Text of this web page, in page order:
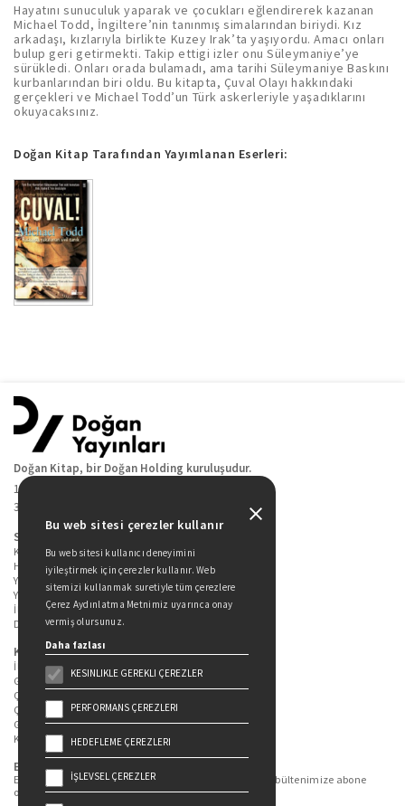
Hayatını sunuculuk yaparak ve çocukları eğlendirerek kazanan
Michael Todd, İngiltere’nin tanınmış simalarından biriydi. Kız
arkadaşı, kızlarıyla birlikte Kuzey Irak’ta yaşıyordu. Amacı onları
bulup geri getirmekti. Takip ettigi izler onu Süleymaniye’ye
sürükledi. Onları orada bulamadı, ama tarihi Süleymaniye Baskını
kurbanlarından biri oldu. Bu kitapta, Çuval Olayı hakkındaki
gerçekleri ve Michael Todd’un Türk askerleriyle yaşadıklarını
okuyacaksınız.
Doğan Kitap Tarafından Yayımlanan Eserleri:
Doğan Kitap, bir Doğan Holding kuruluşudur.
19 Mayıs Cad. Golden Plaza No:1 Kat:10
34360 / Şişli / İstanbul
Sitede Yer Alan Sayfalar
Kitaplarımız
Hakkımızda
Yazarlarımız
Yazar Adayları İçin
İletişim
Duygu Asena Roman Ödülü
Kişisel Verilerin Korunması
İlgili Kişi Başvuru Formu
Genel Aydınlatma Metni
Çekiliş Aydınlatma Metni
Çerez Aydınlatma Metni
Gizlilik Politikası
Kullanım Şartları
Bizi Takip Edin...
En güncel kitap ve etkinliklerden haberdar olmak için bültenimize abone
olun.
Bu web sitesi çerezler kullanır
Bu web sitesi kullanıcı deneyimini
iyileştirmek için çerezler kullanır. Web
sitemizi kullanmak suretiyle tüm çerezlere
Çerez Aydınlatma Metnimiz uyarınca onay
vermiş olursunuz.
Daha fazlası
KESINLIKLE GEREKLI ÇEREZLER
PERFORMANS ÇEREZLERI
HEDEFLEME ÇEREZLERI
İŞLEVSEL ÇEREZLER